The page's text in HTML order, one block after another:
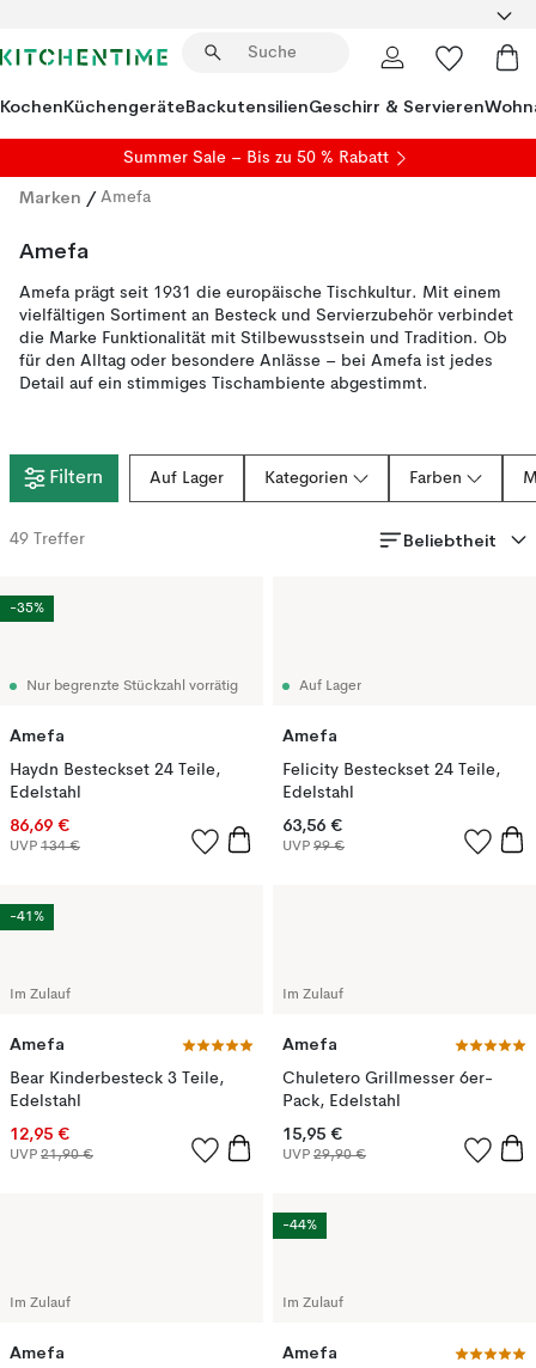
KochenKüchengeräteBackutensilienGeschirr & Servieren
Summer Sale – Bis zu 50 % Rabatt
Marken / Amefa
Amefa
Amefa prägt seit 1931 die europäische Tischkultur. Mit einem
vielfältigen Sortiment an Besteck und Servierzubehör verbindet
die Marke Funktionalität mit Stilbewusstsein und Tradition. Ob
für den Alltag oder besondere Anlässe – bei Amefa ist jedes
Detail auf ein stimmiges Tischambiente abgestimmt.
Filtern Auf Lager Kategorien Farben
49 Treffer Beliebtheit
Nur begrenzte Stückzahl vorrätig
Amefa
Haydn Besteckset 24 Teile,
Edelstahl
86,69 €
UVP 134 €
-35%
Auf Lager
Amefa
Felicity Besteckset 24 Teile,
Edelstahl
63,56 €
UVP 99 €
Im Zulauf
Amefa
Bear Kinderbesteck 3 Teile,
Edelstahl
12,95 €
UVP 21,90 €
-41%
Im Zulauf
Amefa
Chuletero Grillmesser 6er-
Pack, Edelstahl
15,95 €
UVP 29,90 €
Im Zulauf
Amefa
Im Zulauf
Amefa
-44%